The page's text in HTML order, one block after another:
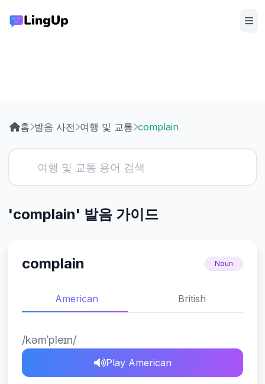
홈 발음 사전 여행 및 교통 complain
'complain' 발음 가이드
complain Noun
American British
/kəmˈpleɪn/
Play American